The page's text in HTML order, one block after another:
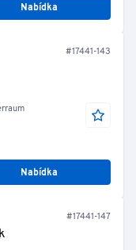
Nabídka
#17441-143
Nabídka
#17441-147